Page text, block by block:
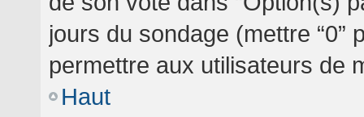
jours du sondage (mettre “0”
permettre aux utilisateurs de
Haut